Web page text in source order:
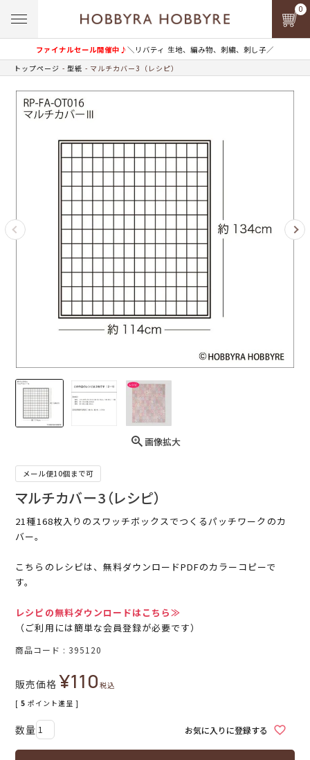
ファイナルセール開催中♪＼リバティ 生地、編み物、刺繍、刺し子／
0
トップページ 型紙 マルチカバー3（レシピ）
画像拡大
メール便10個まで可
マルチカバー3（レシピ）
21種168枚入りのスワッチボックスでつくるパッチワークのカ
バー。
こちらのレシピは、無料ダウンロードPDFのカラーコピーで
す。
レシピの無料ダウンロードはこちら≫
（ご利用には簡単な会員登録が必要です）
商品コード 395120
販売価格 ¥110税込
[ 5 ポイント進呈 ]
お気に入りに登録する